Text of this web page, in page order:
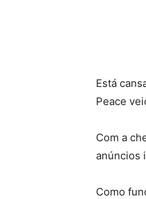
Está
Peace
Com a
anúncios
Como